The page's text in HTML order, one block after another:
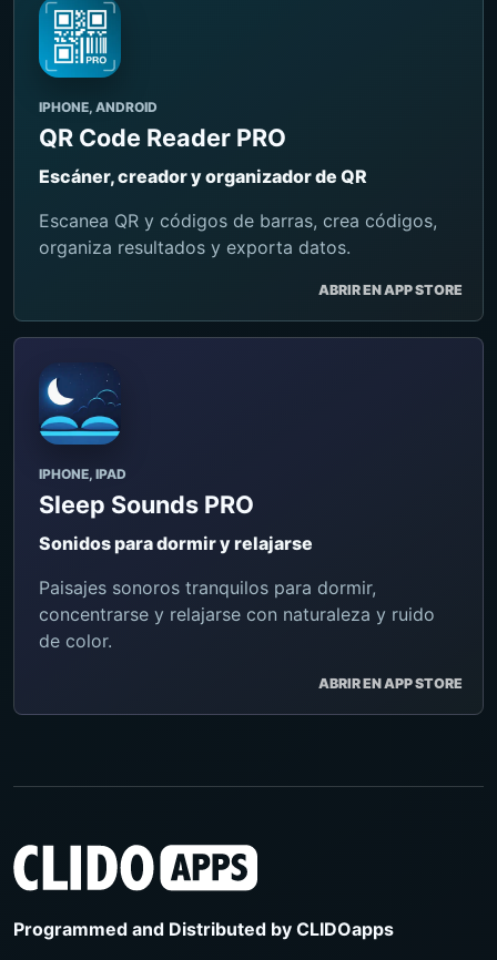
IPHONE, ANDROID
QR Code Reader PRO
Escáner, creador y organizador de QR
Escanea QR y códigos de barras, crea códigos,
organiza resultados y exporta datos.
ABRIR EN APP STORE
IPHONE, IPAD
Sleep Sounds PRO
Sonidos para dormir y relajarse
Paisajes sonoros tranquilos para dormir,
concentrarse y relajarse con naturaleza y ruido
de color.
ABRIR EN APP STORE
Programmed and Distributed by CLIDOapps